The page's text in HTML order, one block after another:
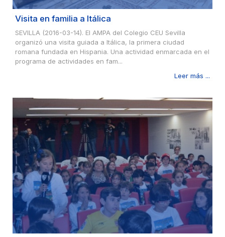
Visita en familia a Itálica
SEVILLA (2016-03-14). El AMPA del Colegio CEU Sevilla
organizó una visita guiada a Itálica, la primera ciudad
romana fundada en Hispania. Una actividad enmarcada en el
programa de actividades en fam...
Leer más ...